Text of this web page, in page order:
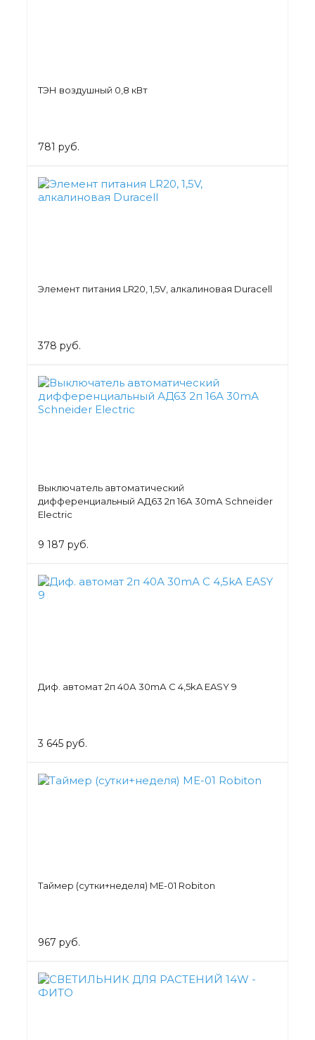
ТЭН воздушный 0,8 кВт
781 руб.
Элемент питания LR20, 1,5V, алкалиновая Duracell
378 руб.
Выключатель автоматический
дифференциальный АД63 2п 16А 30mА Schneider
Electric
9 187 руб.
Диф. автомат 2п 40А 30mА C 4,5kA EASY 9
3 645 руб.
Таймер (сутки+неделя) ME-01 Robiton
967 руб.